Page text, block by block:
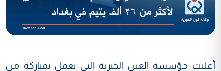
أعلنت مؤسسة العين الخيرية التي تعمل بمباركة من